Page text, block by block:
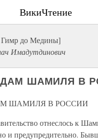
ВикиЧтение
до Медины]
Имадутдинович
ШАМИЛЯ В
ШАМИЛЯ В РОССИИ
отнеслось к
и предупредительно.